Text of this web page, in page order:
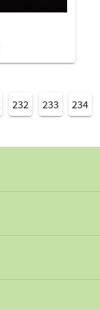
232 233 234